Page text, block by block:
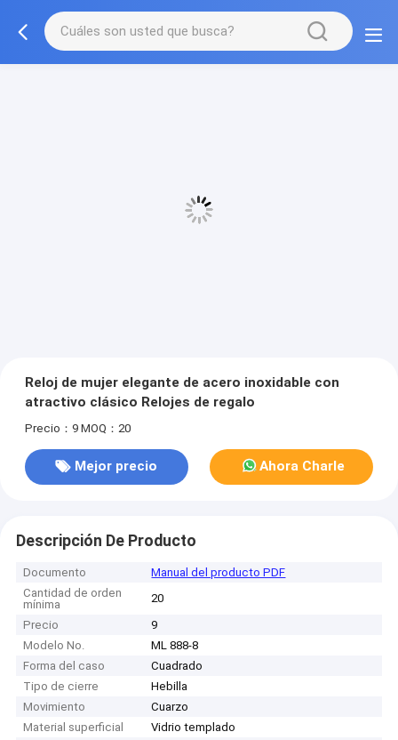
Reloj de mujer elegante de acero inoxidable con
atractivo clásico Relojes de regalo
Precio：9 MOQ：20
Mejor precio Ahora Charle
Descripción De Producto
Documento
Manual del producto PDF
Cantidad de orden
mínima
20
Precio
9
Modelo No.
ML 888-8
Forma del caso
Cuadrado
Tipo de cierre
Hebilla
Movimiento
Cuarzo
Material superficial
Vidrio templado